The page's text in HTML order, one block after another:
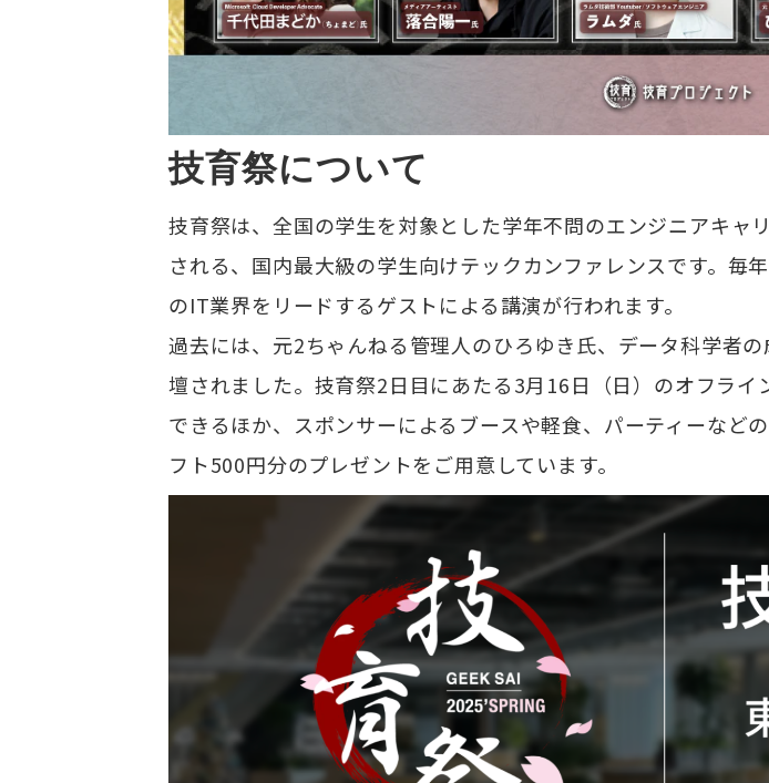
技育祭について
技育祭は、全国の学生を対象とした学年不問のエンジニアキャ
される、国内最大級の学生向けテックカンファレンスです。
のIT業界をリードするゲストによる講演が行われます。
過去には、元2ちゃんねる管理人のひろゆき氏、データ科学者
壇されました。技育祭2日目にあたる3月16日（日）のオフラ
できるほか、スポンサーによるブースや軽食、パーティーなど
フト500円分のプレゼントをご用意しています。